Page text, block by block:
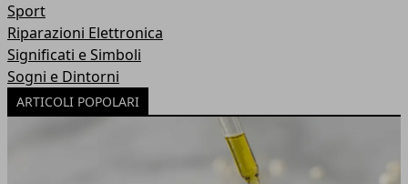
Sport
Riparazioni Elettronica
Significati e Simboli
Sogni e Dintorni
ARTICOLI POPOLARI